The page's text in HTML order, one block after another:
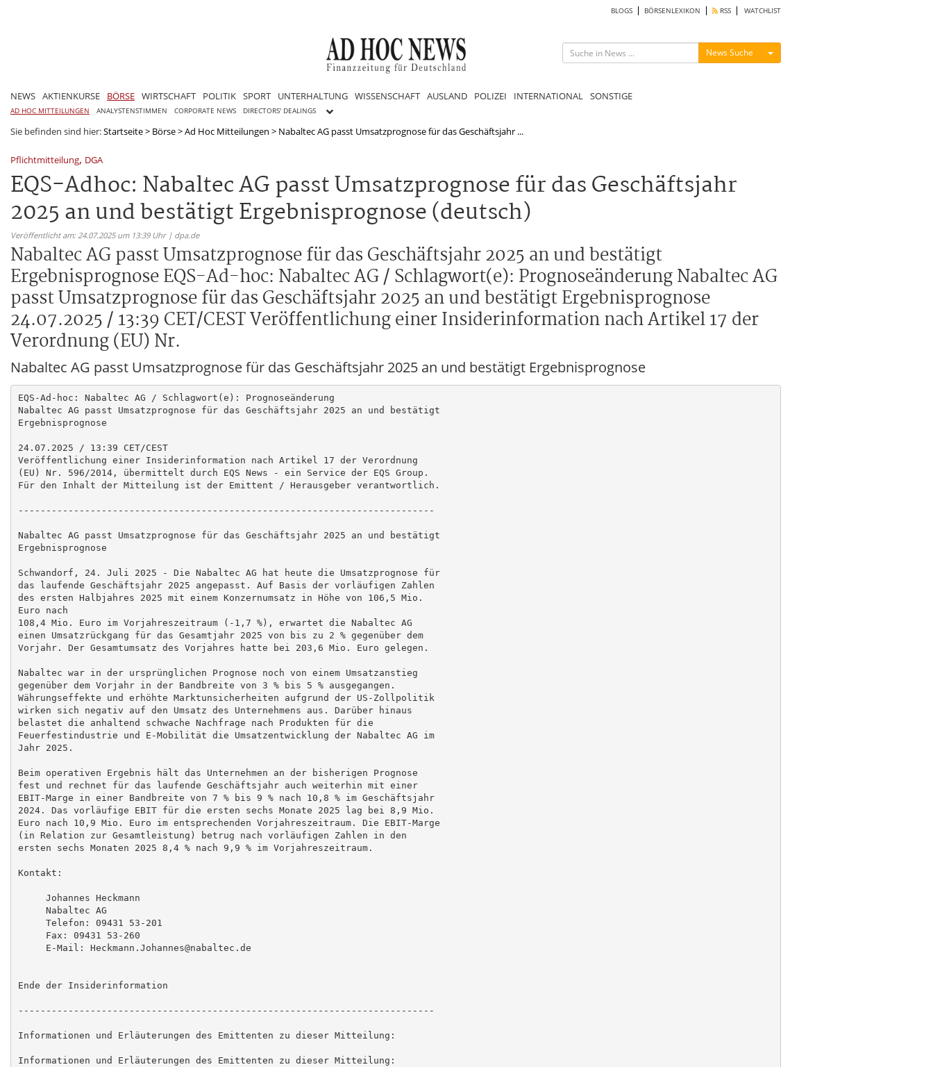
BLOGS BÖRSENLEXIKON RSS WATCHLIST
News Suche Menü ein-/ausblenden
NEWS AKTIENKURSE BÖRSE WIRTSCHAFT POLITIK SPORT UNTERHALTUNG WISSENSCHAFT AUSLAND POLIZEI INTERNATIONAL SONSTIGE
AD HOC MITTEILUNGEN ANALYSTENSTIMMEN CORPORATE NEWS DIRECTORS' DEALINGS
Sie befinden sind hier:Startseite> Börse>Ad Hoc Mitteilungen > Nabaltec AG passt Umsatzprognose für das Geschäftsjahr ...
Pflichtmitteilung, DGA
EQS-Adhoc: Nabaltec AG passt Umsatzprognose für das Geschäftsjahr
2025 an und bestätigt Ergebnisprognose (deutsch)
Veröffentlicht am: 24.07.2025 um 13:39 Uhr | dpa.de
Nabaltec AG passt Umsatzprognose für das Geschäftsjahr 2025 an und bestätigt
Ergebnisprognose EQS-Ad-hoc: Nabaltec AG / Schlagwort(e): Prognoseänderung Nabaltec AG
passt Umsatzprognose für das Geschäftsjahr 2025 an und bestätigt Ergebnisprognose
24.07.2025 / 13:39 CET/CEST Veröffentlichung einer Insiderinformation nach Artikel 17 der
Verordnung (EU) Nr.
Nabaltec AG passt Umsatzprognose für das Geschäftsjahr 2025 an und bestätigt Ergebnisprognose
EQS-Ad-hoc: Nabaltec AG / Schlagwort(e): Prognoseänderung
Nabaltec AG passt Umsatzprognose für das Geschäftsjahr 2025 an und bestätigt
Ergebnisprognose
24.07.2025 / 13:39 CET/CEST
Veröffentlichung einer Insiderinformation nach Artikel 17 der Verordnung
(EU) Nr. 596/2014, übermittelt durch EQS News - ein Service der EQS Group.
Für den Inhalt der Mitteilung ist der Emittent / Herausgeber verantwortlich.
---------------------------------------------------------------------------
Nabaltec AG passt Umsatzprognose für das Geschäftsjahr 2025 an und bestätigt
Ergebnisprognose
Schwandorf, 24. Juli 2025 - Die Nabaltec AG hat heute die Umsatzprognose für
das laufende Geschäftsjahr 2025 angepasst. Auf Basis der vorläufigen Zahlen
des ersten Halbjahres 2025 mit einem Konzernumsatz in Höhe von 106,5 Mio.
Euro nach
108,4 Mio. Euro im Vorjahreszeitraum (-1,7 %), erwartet die Nabaltec AG
einen Umsatzrückgang für das Gesamtjahr 2025 von bis zu 2 % gegenüber dem
Vorjahr. Der Gesamtumsatz des Vorjahres hatte bei 203,6 Mio. Euro gelegen.
Nabaltec war in der ursprünglichen Prognose noch von einem Umsatzanstieg
gegenüber dem Vorjahr in der Bandbreite von 3 % bis 5 % ausgegangen.
Währungseffekte und erhöhte Marktunsicherheiten aufgrund der US-Zollpolitik
wirken sich negativ auf den Umsatz des Unternehmens aus. Darüber hinaus
belastet die anhaltend schwache Nachfrage nach Produkten für die
Feuerfestindustrie und E-Mobilität die Umsatzentwicklung der Nabaltec AG im
Jahr 2025.
Beim operativen Ergebnis hält das Unternehmen an der bisherigen Prognose
fest und rechnet für das laufende Geschäftsjahr auch weiterhin mit einer
EBIT-Marge in einer Bandbreite von 7 % bis 9 % nach 10,8 % im Geschäftsjahr
2024. Das vorläufige EBIT für die ersten sechs Monate 2025 lag bei 8,9 Mio.
Euro nach 10,9 Mio. Euro im entsprechenden Vorjahreszeitraum. Die EBIT-Marge
(in Relation zur Gesamtleistung) betrug nach vorläufigen Zahlen in den
ersten sechs Monaten 2025 8,4 % nach 9,9 % im Vorjahreszeitraum.
Kontakt:
     Johannes Heckmann
     Nabaltec AG
     Telefon: 09431 53-201
     Fax: 09431 53-260
     E-Mail: Heckmann.Johannes@nabaltec.de
Ende der Insiderinformation
---------------------------------------------------------------------------
Informationen und Erläuterungen des Emittenten zu dieser Mitteilung:
Informationen und Erläuterungen des Emittenten zu dieser Mitteilung: